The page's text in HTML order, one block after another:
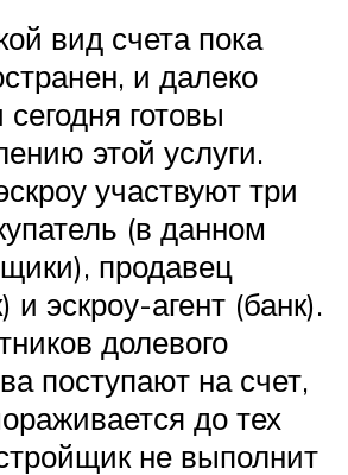
вид счета пока
и далеко
готовы
этой услуги.
участвуют три
(в данном
продавец
и эскроу-агент (банк).
долевого
поступают на счет,
до тех
не выполнит